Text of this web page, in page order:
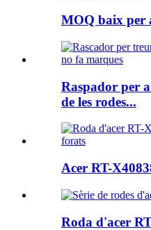
MOQ baix per
Raspador per
de les rodes...
Acer RT-
Roda d'acer